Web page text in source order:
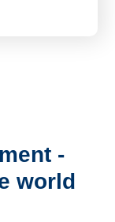
-
world